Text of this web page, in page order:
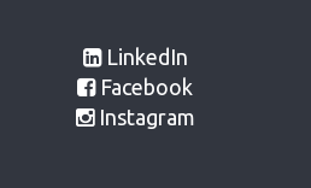
LinkedIn
Facebook
Instagram